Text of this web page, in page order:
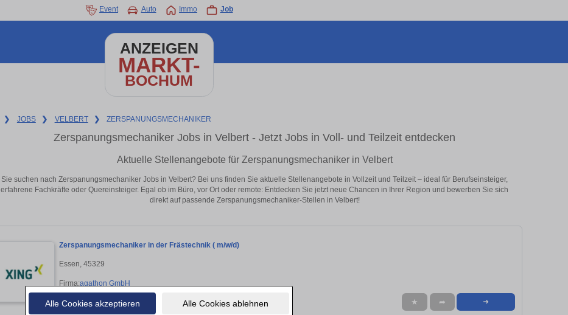
Alle Cookies akzeptieren Alle Cookies ablehnen
Event Auto Immo Job
ANZEIGEN
MARKT-
BOCHUM
❯ JOBS ❯ VELBERT ❯ ZERSPANUNGSMECHANIKER
Zerspanungsmechaniker Jobs in Velbert - Jetzt Jobs in Voll- und Teilzeit entdecken
Aktuelle Stellenangebote für Zerspanungsmechaniker in Velbert
Sie suchen nach Zerspanungsmechaniker Jobs in Velbert? Bei uns finden Sie aktuelle Stellenangebote in Vollzeit und Teilzeit – ideal für Berufseinsteiger,
erfahrene Fachkräfte oder Quereinsteiger. Egal ob im Büro, vor Ort oder remote: Entdecken Sie jetzt neue Chancen in Ihrer Region und bewerben Sie sich
direkt auf passende Zerspanungsmechaniker-Stellen in Velbert!
Zerspanungsmechaniker in der Frästechnik ( m/w/d)
Essen, 45329
Firma:agathon GmbH
★ ➦ ➜